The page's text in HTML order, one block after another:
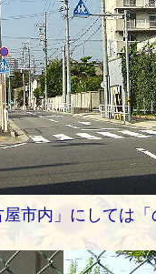
屋市内」にしては「